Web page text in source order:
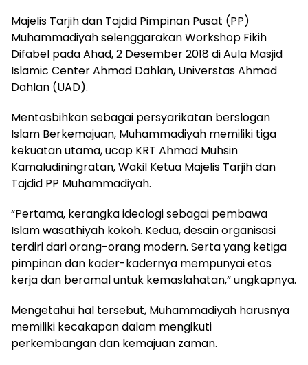
Majelis Tarjih dan Tajdid Pimpinan Pusat (PP)
Muhammadiyah selenggarakan Workshop Fikih
Difabel pada Ahad, 2 Desember 2018 di Aula Masjid
Islamic Center Ahmad Dahlan, Universtas Ahmad
Dahlan (UAD).
Mentasbihkan sebagai persyarikatan berslogan
Islam Berkemajuan, Muhammadiyah memiliki tiga
kekuatan utama, ucap KRT Ahmad Muhsin
Kamaludiningratan, Wakil Ketua Majelis Tarjih dan
Tajdid PP Muhammadiyah.
“Pertama, kerangka ideologi sebagai pembawa
Islam wasathiyah kokoh. Kedua, desain organisasi
terdiri dari orang-orang modern. Serta yang ketiga
pimpinan dan kader-kadernya mempunyai etos
kerja dan beramal untuk kemaslahatan,” ungkapnya.
Mengetahui hal tersebut, Muhammadiyah harusnya
memiliki kecakapan dalam mengikuti
perkembangan dan kemajuan zaman.